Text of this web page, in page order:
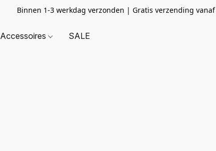
Binnen 1-3 werkdag verzonden | Gratis verzending vanaf
Accessoires SALE